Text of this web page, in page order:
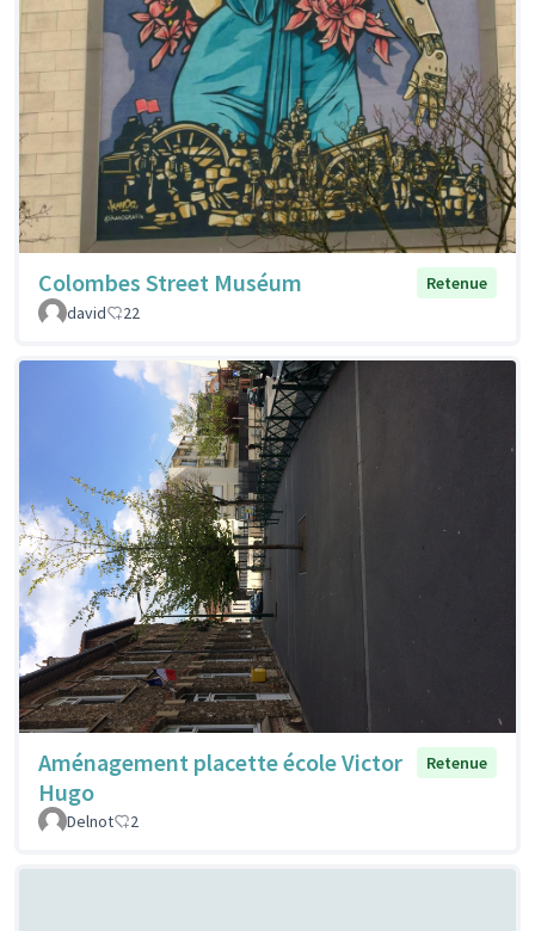
Colombes Street Muséum
Retenue
david
22
Aménagement placette école Victor
Hugo
Retenue
Delnot 2